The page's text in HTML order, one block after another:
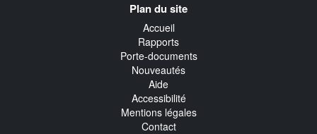
Plan du site
Accueil
Rapports
Porte-documents
Nouveautés
Aide
Accessibilité
Mentions légales
Contact